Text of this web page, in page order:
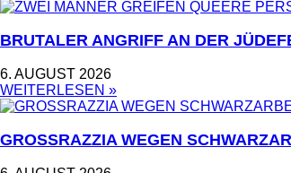
BRUTALER ANGRIFF AN DER
6. AUGUST 2026
WEITERLESEN »
GROSSRAZZIA WEGEN